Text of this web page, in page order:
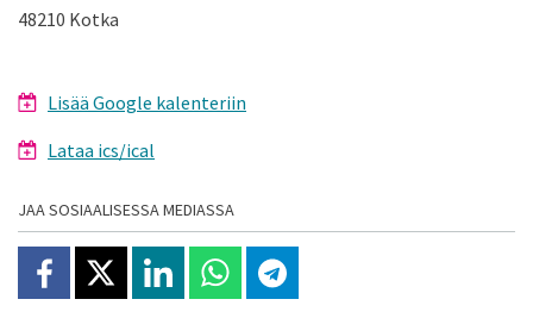
48210 Kotka
Lisää Google kalenteriin
Lataa ics/ical
JAA SOSIAALISESSA MEDIASSA
Jaa Facebookissa
Jaa X:ssäJaa Linkedinissä
Jaa Whatsappissa
Jaa Telegramissa